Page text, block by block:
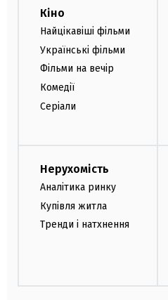
Кіно
Найцікавіші фільми
Українські фільми
Фільми на вечір
Комедії
Серіали
Нерухомість
Аналітика ринку
Купівля житла
Тренди і натхнення